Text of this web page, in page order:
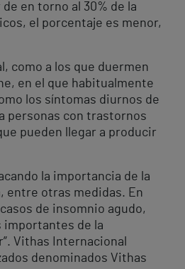
en torno al 30% de la
el porcentaje es menor,
como a los que duermen
en el que habitualmente
los síntomas diurnos de
personas con trastornos
pueden llegar a producir
la importancia de la
entre otras medidas. En
de insomnio agudo,
importantes de la
Vithas Internacional
denominados Vithas